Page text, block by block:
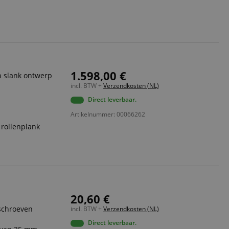
slank ontwerp
1.598,00 €
incl. BTW + Verzendkosten (NL)
Direct leverbaar.
Artikelnummer: 00066262
20,60 €
incl. BTW + Verzendkosten (NL)
Direct leverbaar.
across page
are used by the
so users can
used to facilitate
Omschrijving